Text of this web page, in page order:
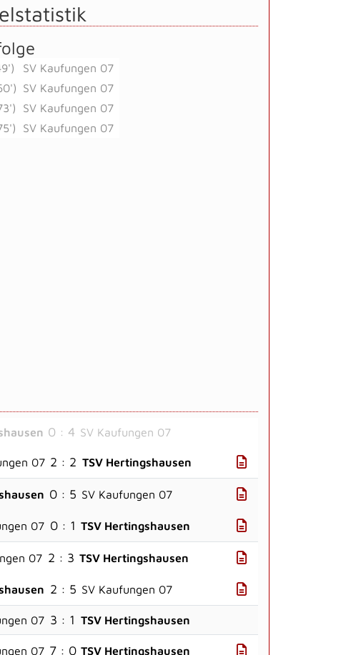
SV Kaufungen 07
SV Kaufungen 07
SV Kaufungen 07
SV Kaufungen 07
0 : 4 SV Kaufungen 07
07 2 : 2 TSV Hertingshausen
0 : 5 SV Kaufungen 07
07 0 : 1 TSV Hertingshausen
07 2 : 3 TSV Hertingshausen
2 : 5 SV Kaufungen 07
07 3 : 1 TSV Hertingshausen
07 7 : 0 TSV Hertingshausen